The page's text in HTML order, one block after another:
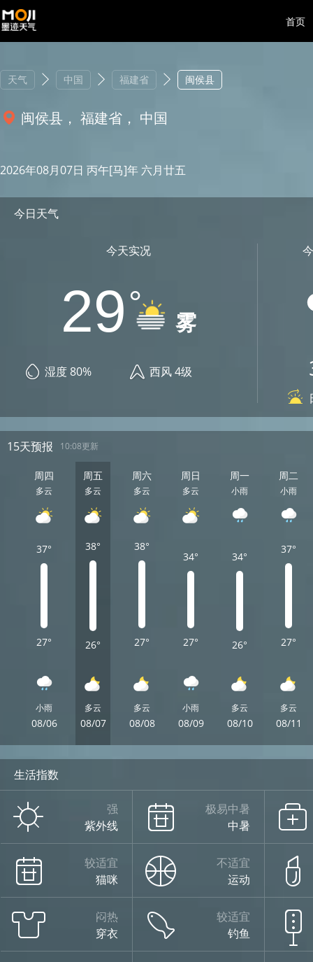
首页
天气 中国 福建省 闽侯县
闽侯县， 福建省， 中国
2026年08月07日 丙午[马]年 六月廿五
今日天气
今天实况
29 雾
湿度 80% 西风 4级
15天预报 10:08更新
周四
多云
37°
27°
小雨
08/06
周五
多云
38°
26°
多云
08/07
周六
多云
38°
27°
多云
08/08
周日
多云
34°
27°
小雨
08/09
周一
小雨
34°
26°
多云
08/10
周二
小雨
37°
27°
多云
08/11
生活指数
强
紫外线
极易中暑
中暑
较适宜
猫咪
不适宜
运动
闷热
穿衣
较适宜
钓鱼